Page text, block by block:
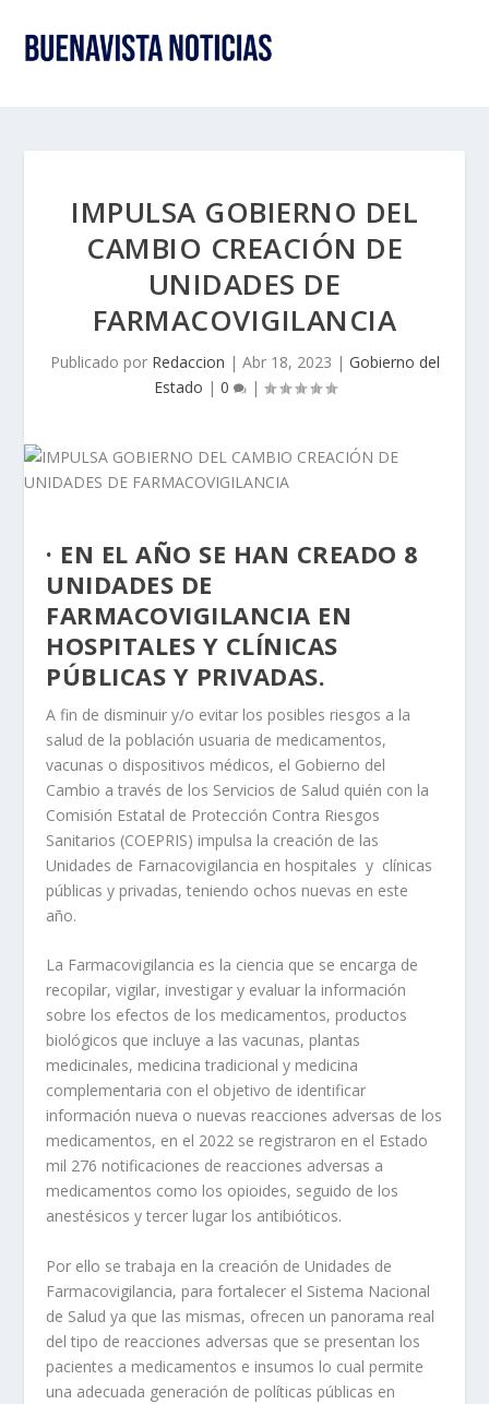
IMPULSA GOBIERNO DEL
CAMBIO CREACIÓN DE
UNIDADES DE
FARMACOVIGILANCIA
Publicado por Redaccion | Abr 18, 2023 | Gobierno del
Estado | 0 |
· EN EL AÑO SE HAN CREADO 8
UNIDADES DE
FARMACOVIGILANCIA EN
HOSPITALES Y CLÍNICAS
PÚBLICAS Y PRIVADAS.
A fin de disminuir y/o evitar los posibles riesgos a la
salud de la población usuaria de medicamentos,
vacunas o dispositivos médicos, el Gobierno del
Cambio a través de los Servicios de Salud quién con la
Comisión Estatal de Protección Contra Riesgos
Sanitarios (COEPRIS) impulsa la creación de las
Unidades de Farnacovigilancia en hospitales y clínicas
públicas y privadas, teniendo ochos nuevas en este
año.
La Farmacovigilancia es la ciencia que se encarga de
recopilar, vigilar, investigar y evaluar la información
sobre los efectos de los medicamentos, productos
biológicos que incluye a las vacunas, plantas
medicinales, medicina tradicional y medicina
complementaria con el objetivo de identificar
información nueva o nuevas reacciones adversas de los
medicamentos, en el 2022 se registraron en el Estado
mil 276 notificaciones de reacciones adversas a
medicamentos como los opioides, seguido de los
anestésicos y tercer lugar los antibióticos.
Por ello se trabaja en la creación de Unidades de
Farmacovigilancia, para fortalecer el Sistema Nacional
de Salud ya que las mismas, ofrecen un panorama real
del tipo de reacciones adversas que se presentan los
pacientes a medicamentos e insumos lo cual permite
una adecuada generación de políticas públicas en